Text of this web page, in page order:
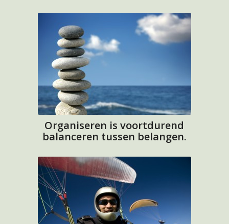
Organiseren is voortdurend
balanceren tussen belangen.